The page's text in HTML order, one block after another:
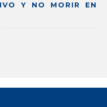
Y NO MORIR EN